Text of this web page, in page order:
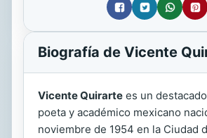
Biografía de Vicente
Vicente Quirarte es un
poeta y académico mexicano
noviembre de 1954 en la Ciudad